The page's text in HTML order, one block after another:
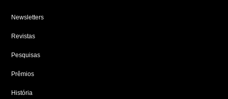
Newsletters
Revistas
Pesquisas
Prêmios
História